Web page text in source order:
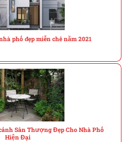
phố đẹp miễn chê năm 2021
Sân Thượng Đẹp Cho Nhà Phố
Hiện Đại